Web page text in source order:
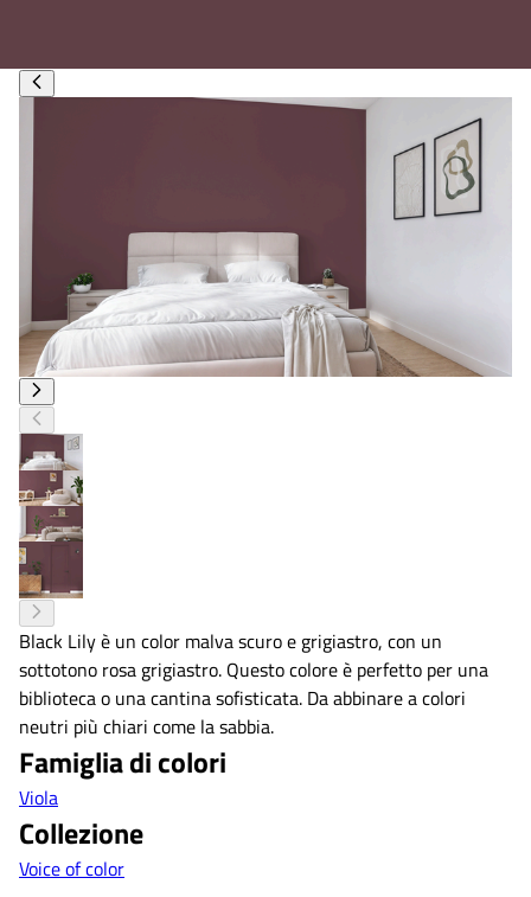
Black Lily è un color malva scuro e grigiastro, con un
sottotono rosa grigiastro. Questo colore è perfetto per una
biblioteca o una cantina sofisticata. Da abbinare a colori
neutri più chiari come la sabbia.
Famiglia di colori
Viola
Collezione
Voice of color